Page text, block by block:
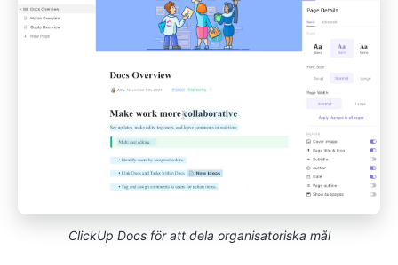
ClickUp Docs för att dela organisatoriska mål